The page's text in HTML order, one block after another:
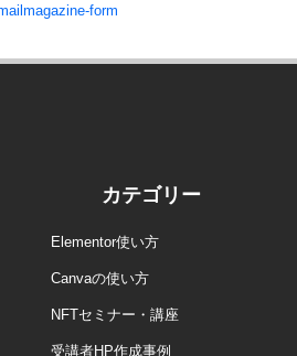
form
カテゴリー
Elementor使い方
Canvaの使い方
NFTセミナー・講座
受講者HP作成事例